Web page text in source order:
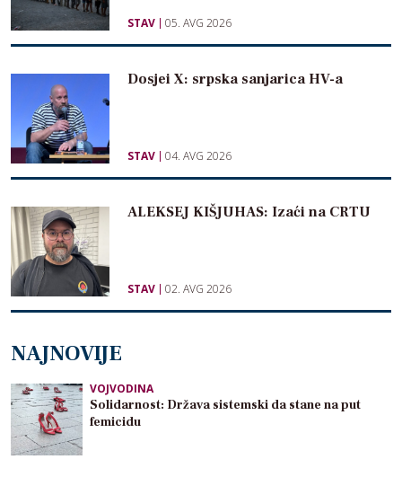
STAV 05. AVG 2026
Dosjei X: srpska sanjarica HV-a
STAV 04. AVG 2026
ALEKSEJ KIŠJUHAS: Izaći na CRTU
STAV 02. AVG 2026
NAJNOVIJE
VOJVODINA
Solidarnost: Država sistemski da stane na put
femicidu